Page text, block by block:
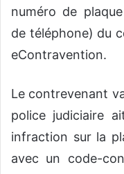
numéro de
de téléphone) du
eContravention.
Le contrevenant
police judiciaire
infraction sur la
avec un code-